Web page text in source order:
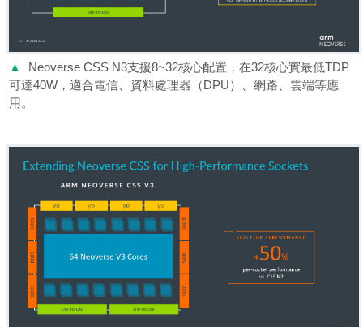
▲
Neoverse CSS N3支援8~32核心配置，在32核心實最低TDP
可達40W，適合電信、資料處理器（DPU）、網路、雲端等應
用。